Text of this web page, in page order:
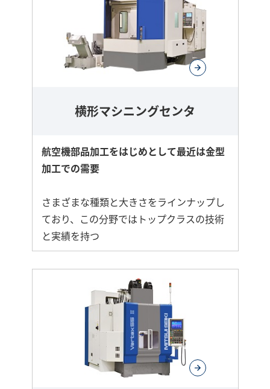
横形マシニングセンタ
航空機部品加工をはじめとして最近は金型
加工での需要
さまざまな種類と大きさをラインナップし
ており、この分野ではトップクラスの技術
と実績を持つ